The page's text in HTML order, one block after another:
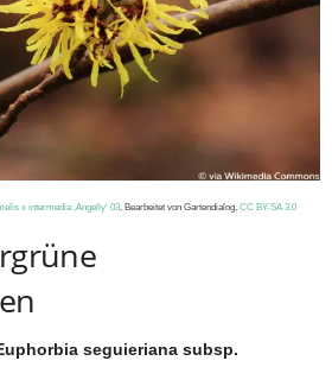
x intermedia ‚Angelly‘ 03, Bearbeitet von Gartendialog, CC BY-SA 3.0
seguieriana subsp.